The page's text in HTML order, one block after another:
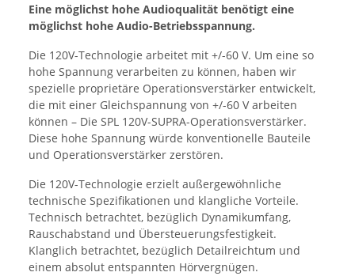
Eine möglichst hohe Audioqualität benötigt eine
möglichst hohe Audio-Betriebsspannung.
Die 120V-Technologie arbeitet mit +/-60 V. Um eine so
hohe Spannung verarbeiten zu können, haben wir
spezielle proprietäre Operationsverstärker entwickelt,
die mit einer Gleichspannung von +/-60 V arbeiten
können – Die SPL 120V-SUPRA-Operationsverstärker.
Diese hohe Spannung würde konventionelle Bauteile
und Operationsverstärker zerstören.
Die 120V-Technologie erzielt außergewöhnliche
technische Spezifikationen und klangliche Vorteile.
Technisch betrachtet, bezüglich Dynamikumfang,
Rauschabstand und Übersteuerungsfestigkeit.
Klanglich betrachtet, bezüglich Detailreichtum und
einem absolut entspannten Hörvergnügen.